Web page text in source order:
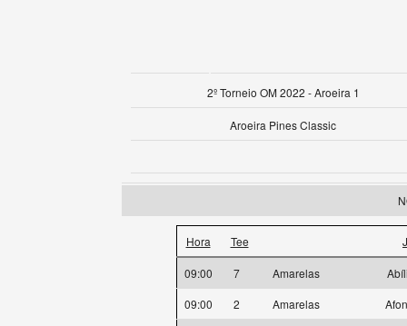
2º Torneio OM 2022 - Aroeira 1
Aroeira Pines Classic
Hora Tee
09:00 7 Amarelas
09:00
2 Amarelas